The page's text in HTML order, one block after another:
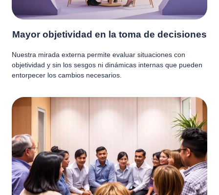
Mayor objetividad en la toma de decisiones
Nuestra mirada externa permite evaluar situaciones con
objetividad y sin los sesgos ni dinámicas internas que pueden
entorpecer los cambios necesarios.